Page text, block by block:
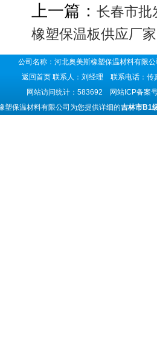
上一篇： 长春市批
橡塑保温板供应厂家
公司名称：河北奥美斯橡塑保温材料有
返回首页 联系人：刘经理 联系电话：
网站访问统计：583692 网站ICP备案
塑保温材料有限公司为您提供详细的吉林市B1